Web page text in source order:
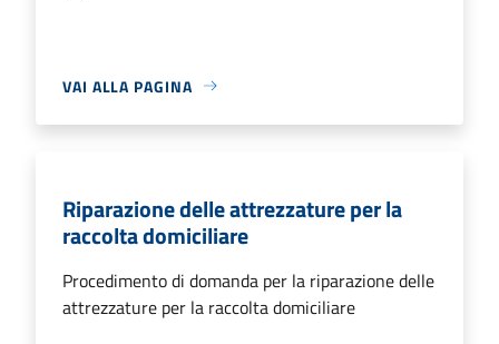
VAI ALLA PAGINA
Riparazione delle attrezzature per la
raccolta domiciliare
Procedimento di domanda per la riparazione delle
attrezzature per la raccolta domiciliare